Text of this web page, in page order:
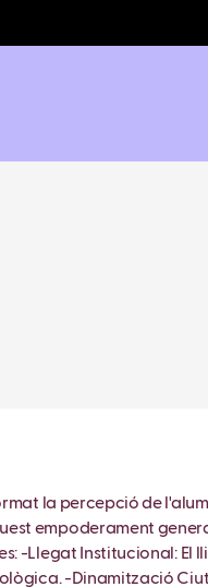
la percepció de
empoderament
-Llegat Institucional: El
-Dinamització